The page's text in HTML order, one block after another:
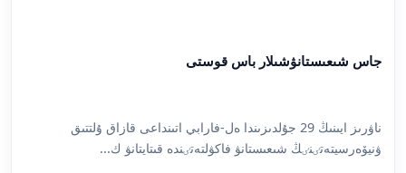
جاس شىعىستانۋشىلار باس قوستى
ناۋرىز ايىنىڭ 29 جۇلدىزىندا ەل-فارابي اتىنداعى قازاق ۇلتتىق
ۋنيۆەرسيتەتٸنٸڭ شىعىستانۋ فاكۋلتەتٸندە قىتايتانۋ ك...